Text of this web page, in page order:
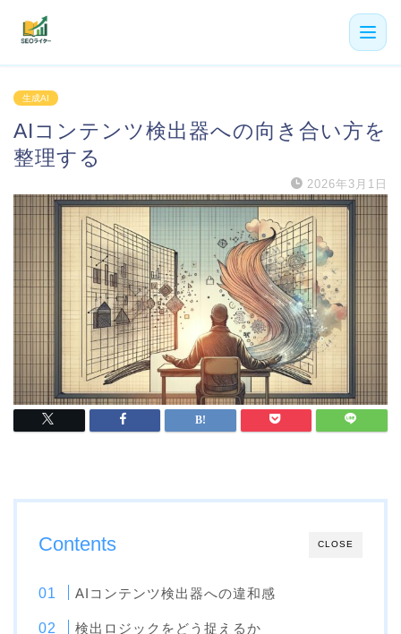
機能
利用者の声
よくある質問
お役立ち記事
生成AI
AIコンテンツ検出器への向き合い方を
整理する
2026年3月1日
CLOSE
Contents
AIコンテンツ検出器への違和感
検出ロジックをどう捉えるか